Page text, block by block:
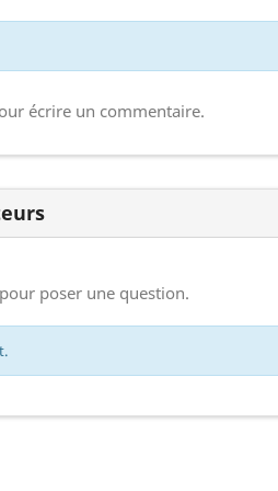
écrire un commentaire.
pour poser une question.